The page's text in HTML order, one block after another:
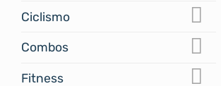
Ciclismo
Combos
Fitness